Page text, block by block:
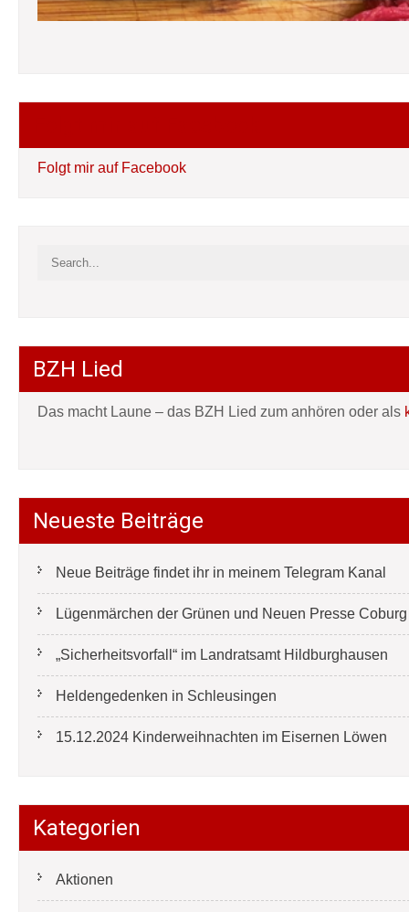
Folgt mir auf Facebook
BZH Lied
Das macht Laune – das BZH Lied zum anhören oder als
Neueste Beiträge
Neue Beiträge findet ihr in meinem Telegram Kanal
Lügenmärchen der Grünen und Neuen Presse
„Sicherheitsvorfall“ im Landratsamt Hildburghausen
Heldengedenken in Schleusingen
15.12.2024 Kinderweihnachten im Eisernen Löwen
Kategorien
Aktionen